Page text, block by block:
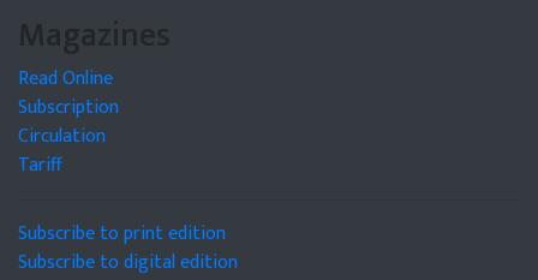
Magazines
Read Online
Subscription
Circulation
Tariff
Subscribe to print edition
Subscribe to digital edition